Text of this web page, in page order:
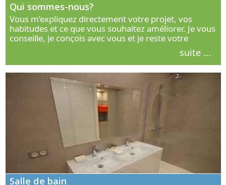
Qui sommes-nous?
Vous m’expliquez directement votre projet, vos
habitudes et ce que vous souhaitez améliorer. Je vous
conseille, je conçois avec vous et je reste votre
interlocuteur principal. Découvrez ma façon de vous
suite ...
Salle de bain